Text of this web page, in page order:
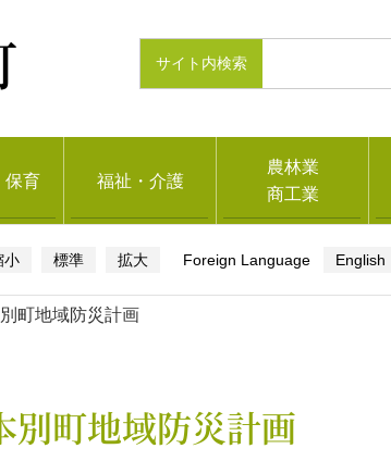
保育 福祉・介護
農林業
商工業
小 標準 拡大 English
町地域防災計画
別町地域防災計画